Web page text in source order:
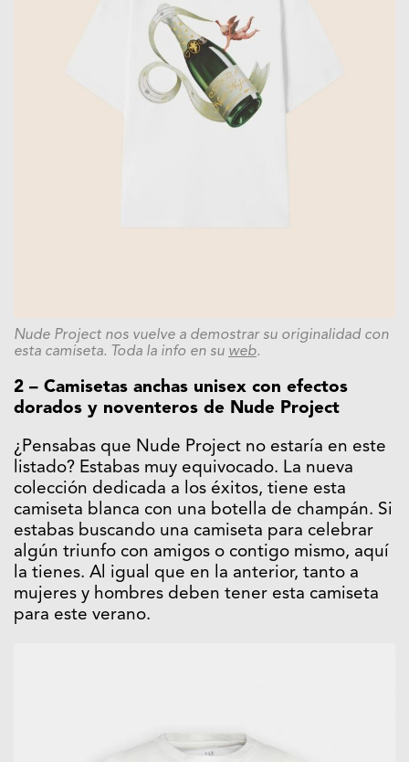
Nude Project nos vuelve a demostrar su originalidad con
esta camiseta. Toda la info en su web.
2 – Camisetas anchas unisex con efectos
dorados y noventeros de Nude Project
¿Pensabas que Nude Project no estaría en este
listado? Estabas muy equivocado. La nueva
colección dedicada a los éxitos, tiene esta
camiseta blanca con una botella de champán. Si
estabas buscando una camiseta para celebrar
algún triunfo con amigos o contigo mismo, aquí
la tienes. Al igual que en la anterior, tanto a
mujeres y hombres deben tener esta camiseta
para este verano.